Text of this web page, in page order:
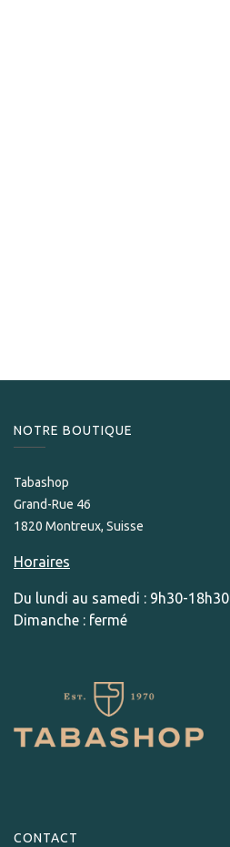
NOTRE BOUTIQUE
Tabashop
Grand-Rue 46
1820 Montreux, Suisse
Horaires
Du lundi au samedi : 9h30-18h30
Dimanche : fermé
CONTACT